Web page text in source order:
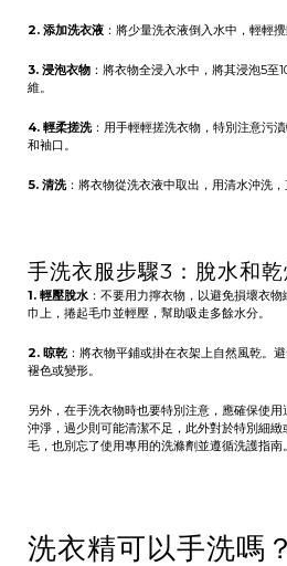
2. 添加洗衣液 ：將少量洗衣液倒入水中，輕輕攪
3. 浸泡衣物 ：將衣物全浸入水中，將其浸泡5至
維。
4. 輕柔搓洗：用手輕輕搓洗衣物，特別注意污
和袖口。
5. 清洗：將衣物從洗衣液中取出，用清水沖洗，
手洗衣服步驟3：脫水和乾
1. 輕壓脫水 ：不要用力擰衣物，以避免損壞衣
巾上，捲起毛巾並輕壓，幫助吸走多餘水分。
2. 晾乾 ：將衣物平鋪或掛在衣架上自然風乾。
褪色或變形。
另外，在手洗衣物時也要特別注意，應確保使
沖淨，過少則可能清潔不足，此外對於特別細
毛，也別忘了使用專用的洗滌劑並遵循洗護指南。
洗衣精可以手洗嗎